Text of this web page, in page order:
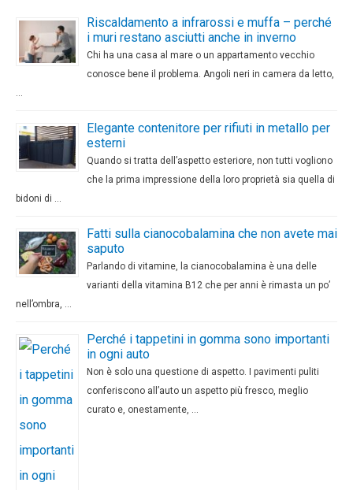
Riscaldamento a infrarossi e muffa – perché
i muri restano asciutti anche in inverno
Chi ha una casa al mare o un appartamento vecchio
conosce bene il problema. Angoli neri in camera da letto,
…
Elegante contenitore per rifiuti in metallo per
esterni
Quando si tratta dell’aspetto esteriore, non tutti vogliono
che la prima impressione della loro proprietà sia quella di
bidoni di …
Fatti sulla cianocobalamina che non avete mai
saputo
Parlando di vitamine, la cianocobalamina è una delle
varianti della vitamina B12 che per anni è rimasta un po’
nell’ombra, …
Perché i tappetini in gomma sono importanti
in ogni auto
Non è solo una questione di aspetto. I pavimenti puliti
conferiscono all’auto un aspetto più fresco, meglio
curato e, onestamente, …